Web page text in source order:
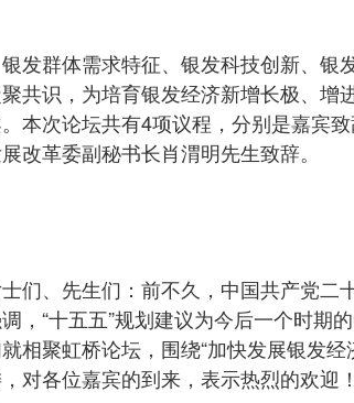
发群体需求特征、银发科技创新、
共识，为培育银发经济新增长极、
本次论坛共有4项议程，分别是嘉宾
改革委副秘书长肖渭明先生致辞。
们、先生们：前不久，中国共产党
，“十五五”规划建议为今后一个时期
相聚虹桥论坛，围绕“加快发展银发
对各位嘉宾的到来，表示热烈的欢迎